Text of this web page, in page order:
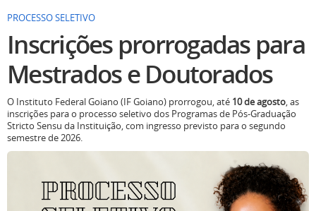
PROCESSO SELETIVO
Inscrições prorrogadas para
Mestrados e Doutorados
O Instituto Federal Goiano (IF Goiano) prorrogou, até 10 de agosto, as
inscrições para o processo seletivo dos Programas de Pós-Graduação
Stricto Sensu da Instituição, com ingresso previsto para o segundo
semestre de 2026.